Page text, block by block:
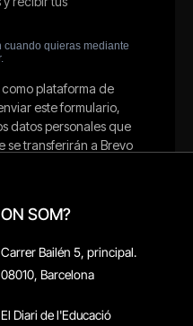
ON SOM?
Carrer Bailén 5, principal.
08010, Barcelona
El Diari de l'Educació